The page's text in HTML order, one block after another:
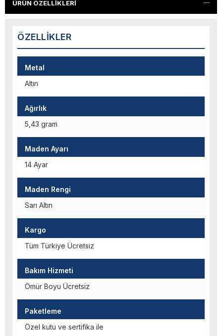
ÜRÜN ÖZELLIKLERI
ÖZELLIKLER
Metal
Altın
Ağırlık
5,43 gram
Maden Ayarı
14 Ayar
Maden Rengi
Sarı Altın
Kargo
Tüm Türkiye Ücretsiz
Bakım Hizmeti
Ömür Boyu Ücretsiz
Paketleme
Özel kutu ve sertifika ile